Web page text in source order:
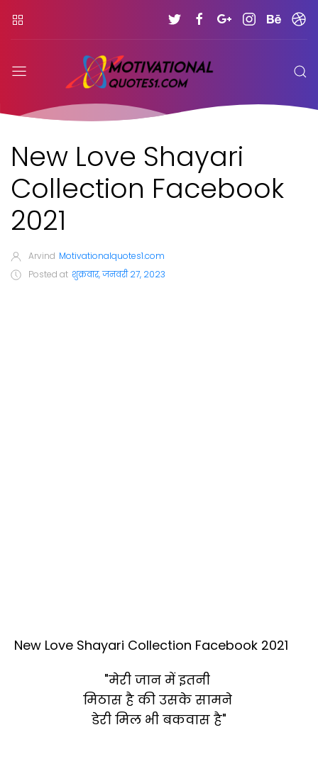
New Love Shayari
Collection Facebook
2021
Arvind Motivationalquotes1.com
Posted at शुक्रवार, जनवरी 27, 2023
New Love Shayari Collection Facebook 2021
"मेरी जान में इतनी
मिठास है की उसके सामने
डेरी मिल भी बकवास है"